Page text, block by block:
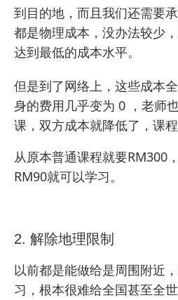
到目的地，而且我们还需要
都是物理成本，没办法较少
达到最低的成本水平。
但是到了网络上，这些成本
身的费用几乎变为 0 ，老师
课，双方成本就降低了，课程
从原本普通课程就要RM300
RM90就可以学习。
2. 解除地理限制
以前都是能做给是周围附近
习，根本很难给全国甚至全